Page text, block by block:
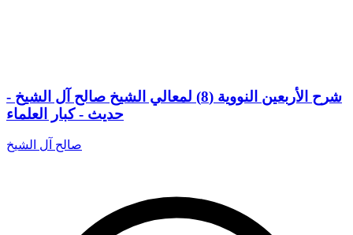
شرح الأربعين النووية (8) لمعالي الشيخ صالح آل الشيخ -
حديث - كبار العلماء
صالح آل الشيخ